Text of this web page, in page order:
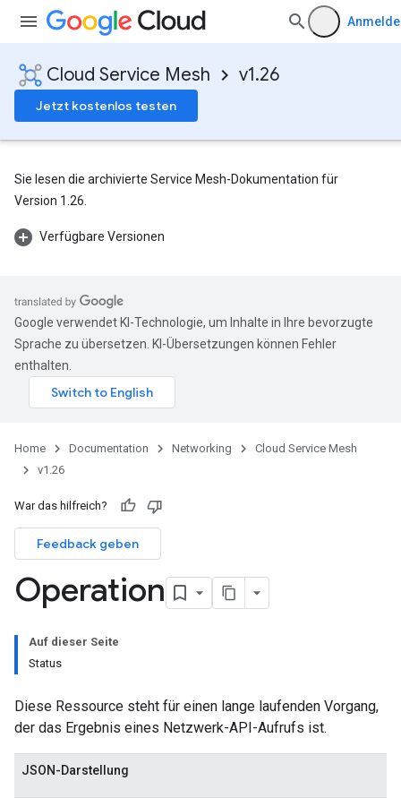
Cloud Service Mesh v1.26
Jetzt kostenlos testen
Sie lesen die archivierte Service Mesh-Dokumentation für
Version 1.26.
Verfügbare Versionen
Google verwendet KI-Technologie, um Inhalte in Ihre bevorzugte
Sprache zu übersetzen. KI-Übersetzungen können Fehler
enthalten.
Home Documentation Networking
Cloud Service Mesh
v1.26
War das hilfreich?
Feedback geben
Operation
Auf dieser Seite
Status
Diese Ressource steht für einen lange laufenden Vorgang,
der das Ergebnis eines Netzwerk-API-Aufrufs ist.
JSON-Darstellung